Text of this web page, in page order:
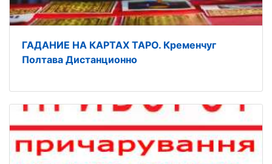
ГАДАНИЕ НА КАРТАХ ТАРО. Кременчуг
Полтава Дистанционно